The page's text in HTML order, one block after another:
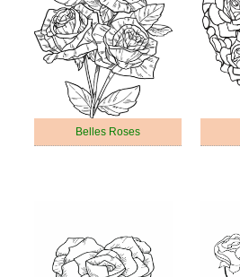
Belles Roses